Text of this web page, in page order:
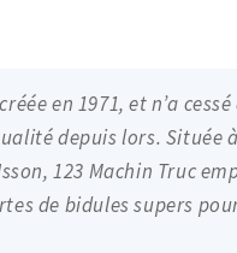
en 1971, et n’a
depuis lors. Située
123 Machin Truc
de bidules supers